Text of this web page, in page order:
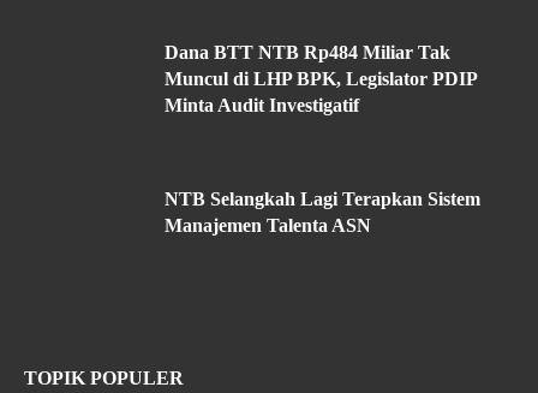
Dana BTT NTB Rp484 Miliar Tak
Muncul di LHP BPK, Legislator PDIP
Minta Audit Investigatif
NTB Selangkah Lagi Terapkan Sistem
Manajemen Talenta ASN
TOPIK POPULER